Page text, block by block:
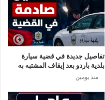
تفاصيل جديدة في قضية سيارة
بلدية باردو بعد إيقاف المشتبه به
منذ يومين